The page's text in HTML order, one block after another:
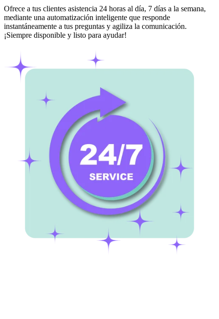
Ofrece a tus clientes asistencia 24 horas al día, 7 días a la semana,
mediante una automatización inteligente que responde
instantáneamente a tus preguntas y agiliza la comunicación.
¡Siempre disponible y listo para ayudar!